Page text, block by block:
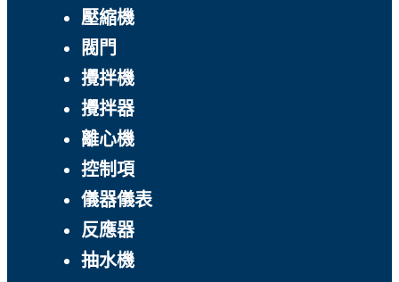
壓縮機
閥門
攪拌機
攪拌器
離心機
控制項
儀器儀表
反應器
抽水機